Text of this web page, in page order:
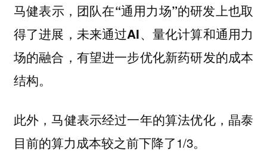
马健表示， 团队在“通用力场”的研发上也取
得了进展，未来通过AI、量化计算和通用力
场的融合，有望进一步优化新药研发的成本
结构。
此外，马健表示经过一年的算法优化，晶泰
目前的算力成本较之前下降了1/3。